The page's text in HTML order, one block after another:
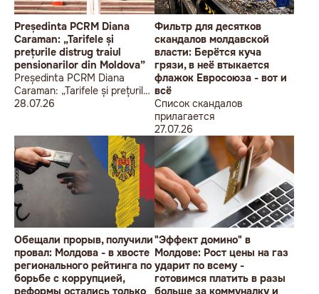
Președinta PCRM Diana
Caraman: „Tarifele și
prețurile distrug traiul
pensionarilor din Moldova”
Președinta PCRM Diana
Caraman: „Tarifele și prețurile
distrug traiul pensionarilor din
28.07.26
Фильтр для десятков
скандалов молдавской
власти: Берётся куча
грязи, в неё втыкается
флажок Евросоюза - вот и
всё
Список скандалов
прилагается
27.07.26
Обещали прорыв, получили
провал: Молдова - в хвосте
регионального рейтинга по
борьбе с коррупцией,
"Эффект домино" в
Молдове: Рост цены на газ
ударит по всему -
готовимся платить в разы